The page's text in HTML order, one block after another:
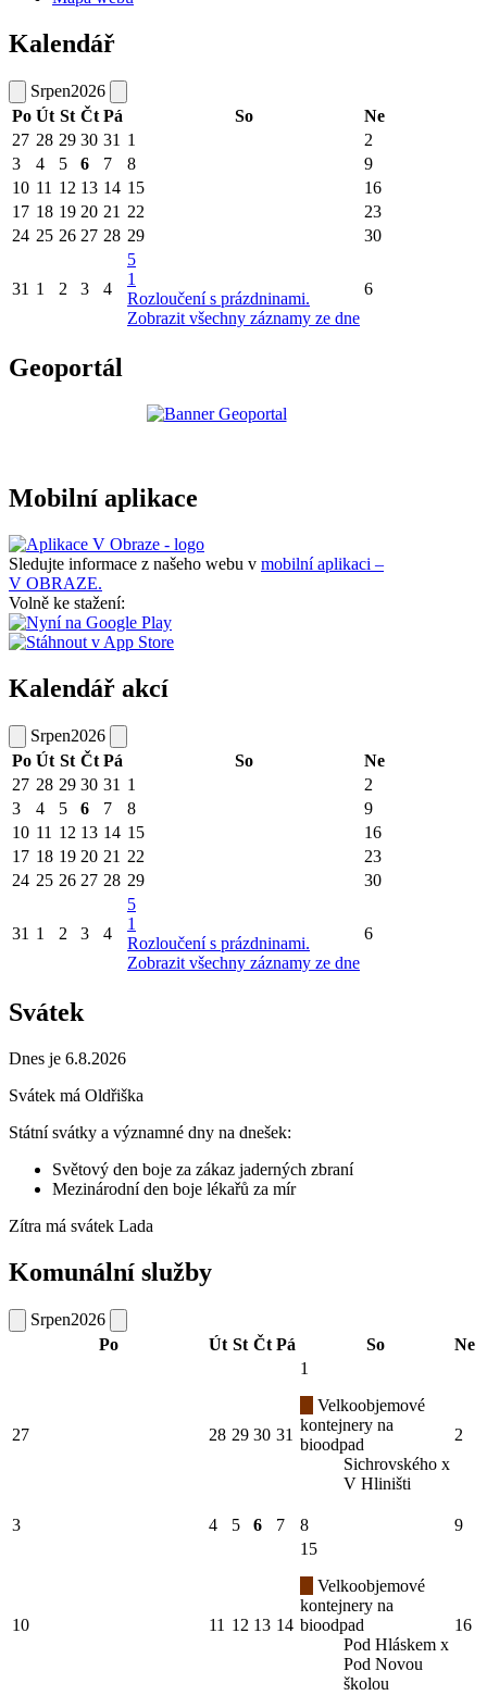
Kalendář
Srpen2026
Po Út St Čt Pá So
Ne
27 28 29 30 31 1
2
3
4 5 6 7 8
9
10 11 12 13 14 15
16
17 18 19 20 21 22
23
24 25 26 27 28 29 30
31 1 2 3 4
5
1
Rozloučení s prázdninami.
Zobrazit všechny záznamy ze dne
6
Geoportál
Mobilní aplikace
Sledujte informace z našeho webu v mobilní aplikaci –
V OBRAZE.
Volně ke stažení:
Kalendář akcí
Srpen2026
Po Út St Čt Pá So
Ne
27 28 29 30 31 1
2
3
4 5 6 7 8
9
10 11 12 13 14 15
16
17 18 19 20 21 22
23
24 25 26 27 28 29 30
31 1 2 3 4
5
1
Rozloučení s prázdninami.
Zobrazit všechny záznamy ze dne
6
Svátek
Dnes je 6.8.2026
Svátek má Oldřiška
Státní svátky a významné dny na dnešek:
Světový den boje za zákaz jaderných zbraní
Mezinárodní den boje lékařů za mír
Zítra má svátek Lada
Komunální služby
Srpen2026
Po
Út St Čt Pá So Ne
27 28 29 30 31
1
Velkoobjemové
kontejnery na
bioodpad
Sichrovského x
V Hliništi
2
3 4 5 6 7 8 9
10 11 12 13 14
15
Velkoobjemové
kontejnery na
bioodpad
Pod Hláskem x
Pod Novou
školou
16